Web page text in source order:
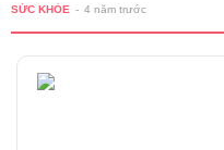
SỨC KHỎE - 4 năm trước